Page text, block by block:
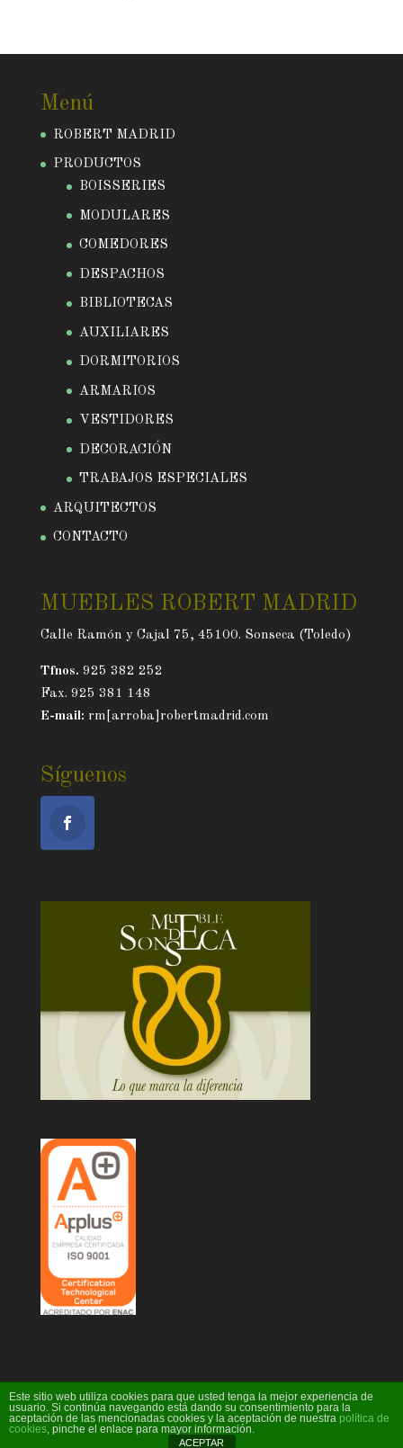
Menú
ROBERT MADRID
PRODUCTOS
BOISSERIES
MODULARES
COMEDORES
DESPACHOS
BIBLIOTECAS
AUXILIARES
DORMITORIOS
ARMARIOS
VESTIDORES
DECORACIÓN
TRABAJOS ESPECIALES
ARQUITECTOS
CONTACTO
MUEBLES ROBERT MADRID
Calle Ramón y Cajal 75, 45100. Sonseca (Toledo)
Tfnos. 925 382 252
Fax. 925 381 148
E-mail: rm[arroba]robertmadrid.com
Síguenos
Diseño Web Ideare
Este sitio web utiliza cookies para que usted tenga la mejor experiencia de
usuario. Si continúa navegando está dando su consentimiento para la
aceptación de las mencionadas cookies y la aceptación de nuestra política de
cookies, pinche el enlace para mayor información.
ACEPTAR